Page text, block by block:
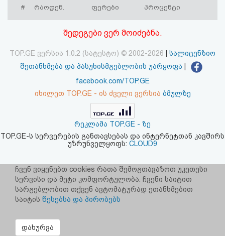
აღდგენა
კოდი
სალიცენზიო
პასუხისმგებლობის
უარყოფა
# რაოდენ. ფერები პროცენტი
შედეგები ვერ მოიძებნა.
TOP.GE ვერსია 1.0.2 (სატესტო) © 2002-2026
სალიცენზიო
შეთანხმება და პასუხისმგებლობის უარყოფა
facebook.com/TOP.GE
იხილეთ TOP.GE - ის ძველი ვერსია ბმულზე
რეკლამა TOP.GE - ზე
TOP.GE-ს სერვერების განთავსებას და ინტერნეტთან კავშირს
უზრუნველყოფს: CLOUD9
ჩვენ ვიყენებთ cookies რათა შემოგთავაზოთ უკეთესი
სერვისი და მეტი კომფორტულობა. ჩვენი საიტით
სარგებლობით თქვენ ავტომატურად ეთანხმებით
საიტის წესებსა და პირობებს
დახურვა